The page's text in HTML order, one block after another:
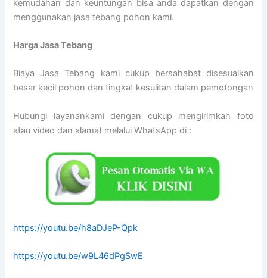
kemudahan dan keuntungan bisa anda dapatkan dengan
menggunakan jasa tebang pohon kami.
Harga Jasa Tebang
Biaya Jasa Tebang kami cukup bersahabat disesuaikan
besar kecil pohon dan tingkat kesulitan dalam pemotongan
Hubungi layanankami dengan cukup mengirimkan foto
atau video dan alamat melalui WhatsApp di :
https://youtu.be/h8aDJeP-Qpk
https://youtu.be/w9L46dPgSwE